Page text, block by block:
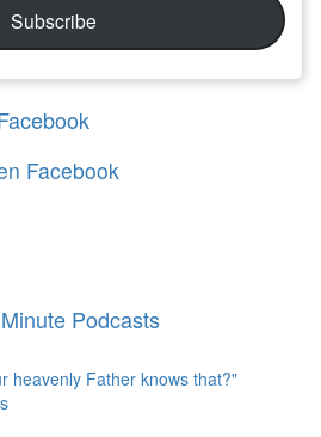
Subscribe
Facebook
Podcasts
heavenly Father knows that?"